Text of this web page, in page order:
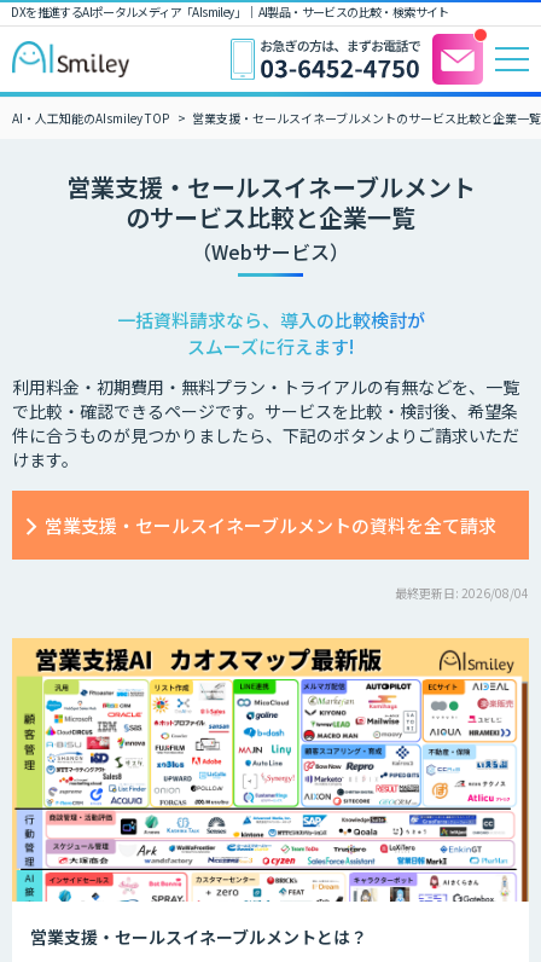
DXを推進するAIポータルメディア「AIsmiley」｜ AI製品・サービスの比較・検索サイト
AI・人工知能のAIsmiley TOP 営業支援・セールスイネーブルメントのサービス比較と企業一
営業支援・セールスイネーブルメント
のサービス比較と企業一覧
（Webサービス）
一括資料請求なら、導入の比較検討が
スムーズに行えます!
利用料金・初期費用・無料プラン・トライアルの有無などを、一覧
で比較・確認できるページです。サービスを比較・検討後、希望条
件に合うものが見つかりましたら、下記のボタンよりご請求いただ
けます。
営業支援・セールスイネーブルメントの資料を全て請求
最終更新日: 2026/08/04
営業支援・セールスイネーブルメントとは？